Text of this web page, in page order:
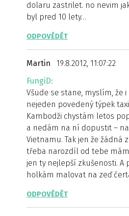
dolaru zastrilet. no nevim
byl pred 10 lety…
ODPOVĚDĚT
Martin
19.8.2012, 11:07:22
FungiD:
Všude se stane, myslím, že
nejeden povedený týpek
Kambodži chystám letos
a nedám na ní dopustit –
Vietnamu. Tak jen že žádná
třeba narozdíl od tebe
jen ty nejlepší zkušenosti.
holkám malovat na zeď
ODPOVĚDĚT